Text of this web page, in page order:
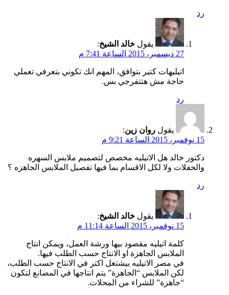
رد
يقول خالد الشيخ:
27 ديسمبر، 2015 الساعة 7:41 م
اتيليهات كتير بتوافق، المهم انك تكوني بتعرفي تعملي
حاجة مش هتتفرجي بس.
رد
يقول روان زين:
15 نوفمبر، 2015 الساعة 9:21 م
دكتور خالد هل الاتيليه مخصص لتصميم ملابس السهره
والحفلات ولا لكل الاقسام بما فيها تفصيل الملابس الجاهزه ؟
رد
يقول خالد الشيخ:
15 نوفمبر، 2015 الساعة 11:14 م
كلمة اتيليه مقصود بيها ورشة العمل، ويمكن انتاج
الملابس الجاهزة او الانتاج حسب الطلب فيها.
في مصر الاتيليه بيشتغل اكتر في الانتاج حسب الطلب،
لكن الملابس “الجاهزة” يتم انتاجها في المصانع لتكون
“جاهزة” للشراء من المحلات.